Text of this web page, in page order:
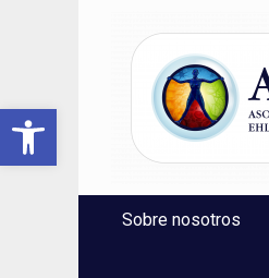
Abrir barra de herramientas
ANSEDH
Menú
Sobre nosotros